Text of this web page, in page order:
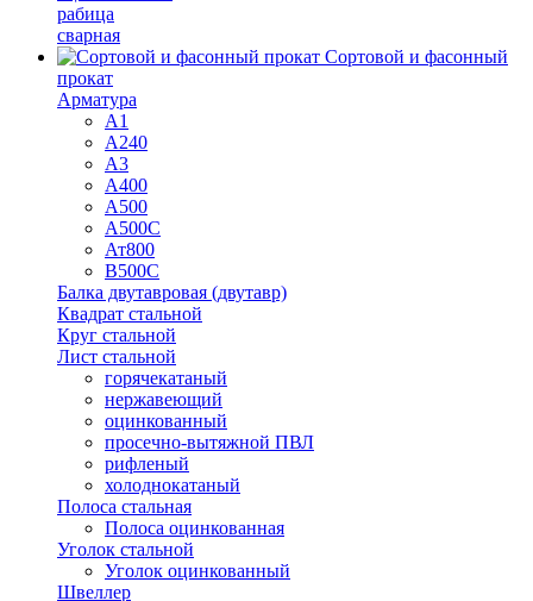
рабица
сварная
Сортовой и фасонный
прокат
Арматура
А1
А240
А3
А400
А500
А500С
Ат800
В500С
Балка двутавровая (двутавр)
Квадрат стальной
Круг стальной
Лист стальной
горячекатаный
нержавеющий
оцинкованный
просечно-вытяжной ПВЛ
рифленый
холоднокатаный
Полоса стальная
Полоса оцинкованная
Уголок стальной
Уголок оцинкованный
Швеллер